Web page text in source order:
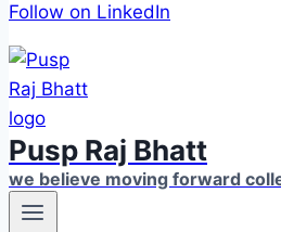
Follow on LinkedIn
Pusp Raj Bhatt
we believe moving forward